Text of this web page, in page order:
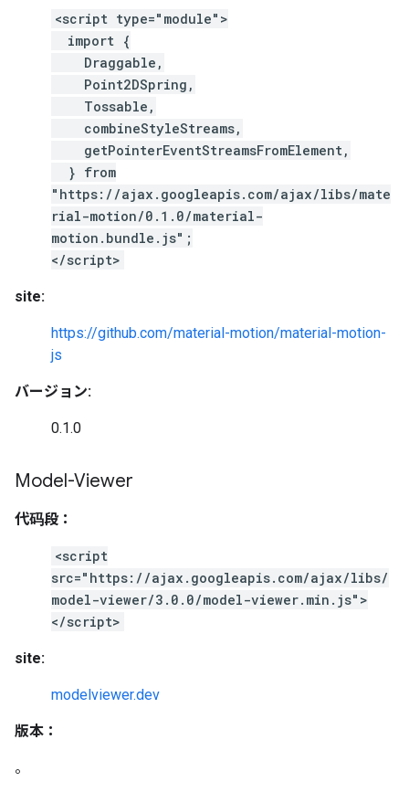
<script type="module">
import {
Draggable,
Point2DSpring,
Tossable,
combineStyleStreams,
getPointerEventStreamsFromElement,
} from
"https://ajax.googleapis.com/ajax/libs/mate
rial-motion/0.1.0/material-
motion.bundle.js";
</script>
site:
https://github.com/material-motion/material-motion-
js
バージョン:
0.1.0
Model-Viewer
代码段：
<script
src="https://ajax.googleapis.com/ajax/libs/
model-viewer/3.0.0/model-viewer.min.js">
</script>
site:
modelviewer.dev
版本：
。